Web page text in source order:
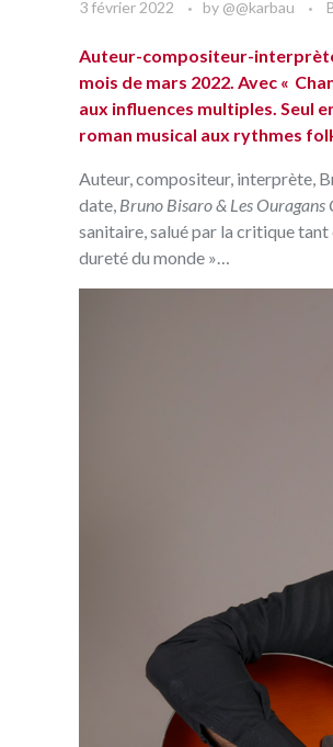
3 février 2022 by @@karbau
Auteur-compositeur-
mois de mars 2022‭. ‬Avec‭ «
aux influences multiples‭. ‬Seul
roman musical aux rythmes
Auteur‭, ‬compositeur‭, ‬interprète‭, ‬
date‭, ‬ Bruno Bisaro‭ & ‬Les Ouragans
sanitaire‭, ‬salué par la critique tant
dureté du monde »…